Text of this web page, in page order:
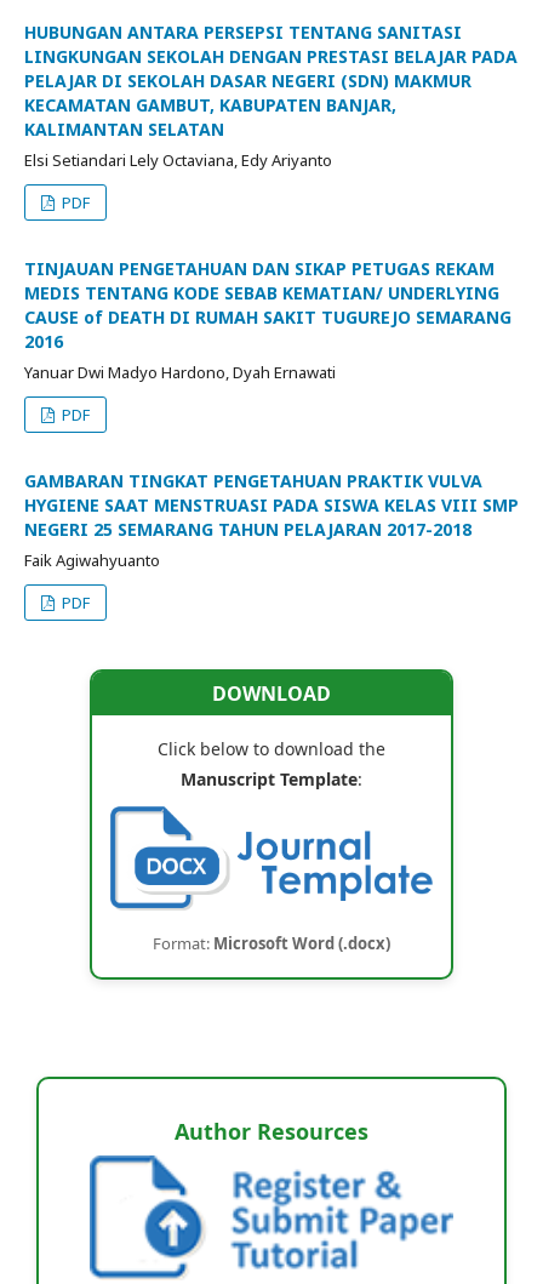
HUBUNGAN ANTARA PERSEPSI TENTANG SANITASI
LINGKUNGAN SEKOLAH DENGAN PRESTASI BELAJAR PADA
PELAJAR DI SEKOLAH DASAR NEGERI (SDN) MAKMUR
KECAMATAN GAMBUT, KABUPATEN BANJAR,
KALIMANTAN SELATAN
Elsi Setiandari Lely Octaviana, Edy Ariyanto
PDF
TINJAUAN PENGETAHUAN DAN SIKAP PETUGAS REKAM
MEDIS TENTANG KODE SEBAB KEMATIAN/ UNDERLYING
CAUSE of DEATH DI RUMAH SAKIT TUGUREJO SEMARANG
2016
Yanuar Dwi Madyo Hardono, Dyah Ernawati
PDF
GAMBARAN TINGKAT PENGETAHUAN PRAKTIK VULVA
HYGIENE SAAT MENSTRUASI PADA SISWA KELAS VIII SMP
NEGERI 25 SEMARANG TAHUN PELAJARAN 2017-2018
Faik Agiwahyuanto
PDF
DOWNLOAD
Click below to download the
Manuscript Template:
Format: Microsoft Word (.docx)
Author Resources